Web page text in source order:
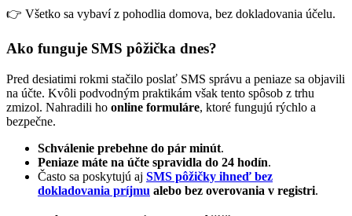
👉 Všetko sa vybaví z pohodlia domova, bez dokladovania účelu.
Ako funguje SMS pôžička dnes?
Pred desiatimi rokmi stačilo poslať SMS správu a peniaze sa objavili
na účte. Kvôli podvodným praktikám však tento spôsob z trhu
zmizol. Nahradili ho online formuláre, ktoré fungujú rýchlo a
bezpečne.
Schválenie prebehne do pár minút.
Peniaze máte na účte spravidla do 24 hodín.
Často sa poskytujú aj SMS pôžičky ihneď bez
dokladovania príjmu alebo bez overovania v registri.